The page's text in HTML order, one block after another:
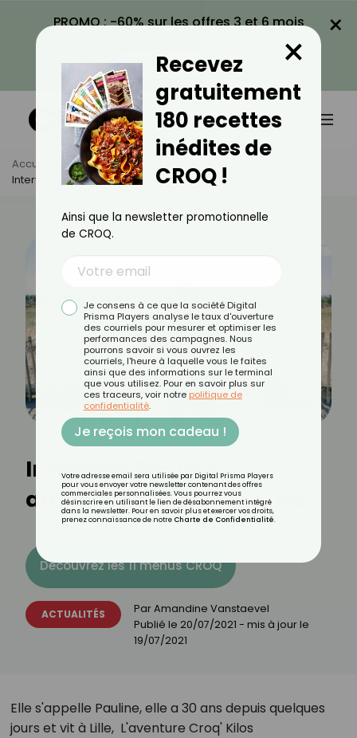
PROMO : -60% sur les offres 3 et 6 mois
VOIR LA PROMO
×
Accueil Actus
Actualités
Interview Pauline, Ambassadrice Croq'Kilos
Interview Pauline,
ambassadrice Croq'Kilos
Découvrez les 11 menus CROQ
ACTUALITÉS ParAmandine Vanstaevel
Publié le 20/07/2021 - mis à jour le
19/07/2021
Elle s'appelle Pauline, elle a 30 ans depuis quelques
jours et vit à Lille, L'aventure Croq' Kilos
Recevez
gratuitement
180 recettes
inédites de
CROQ !
×
Ainsi que la newsletter promotionnelle
de CROQ.
Je consens à ce que la société Digital
Prisma Players analyse le taux d'ouverture
des courriels pour mesurer et optimiser les
performances des campagnes. Nous
pourrons savoir si vous ouvrez les
courriels, l'heure à laquelle vous le faites
ainsi que des informations sur le terminal
que vous utilisez. Pour en savoir plus sur
ces traceurs, voir notre politique de
confidentialité.
Je reçois mon cadeau !
Votre adresse email sera utilisée par Digital Prisma Players
pour vous envoyer votre newsletter contenant des offres
commerciales personnalisées. Vous pourrez vous
désinscrire en utilisant le lien de désabonnement intégré
dans la newsletter. Pour en savoir plus et exercer vos droits,
prenez connaissance de notre Charte de Confidentialité.